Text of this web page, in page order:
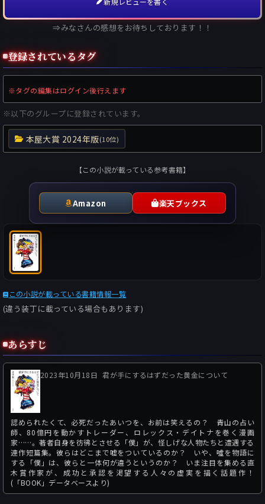
⇒みなさんの感想をお待ちしております！！
登録されているタグ
※タグの編集はログイン後行えます
※以下のグループに登録されています。
本屋大賞 2024年版(10位)
【この小説が載っている参考書籍】
Amazon 楽天ブックス
この小説が載っている書籍情報一覧
(違う装丁に載っている場合もあります)
あらすじ
2023年10月18日 君が手にするはずだった黄金について
認められたくて、必死だったあいつを、お前は笑えるの？ 青山の占い
師、80億円を動かすトレーダー、ロレックス・デイトナを巻く漫画
家……。著者自身を彷彿とさせる「僕」が、怪しげな人物たちと遭遇する
連作短篇集。彼らはどこまで嘘をついているのか？ いや、噓を物語に
する「僕」は、彼らと一体何が違うというのか？ いま注目を集める直
木賞作家が、成功と承認を渇望する人々の虚実を描く話題作！
(「BOOK」データベースより)